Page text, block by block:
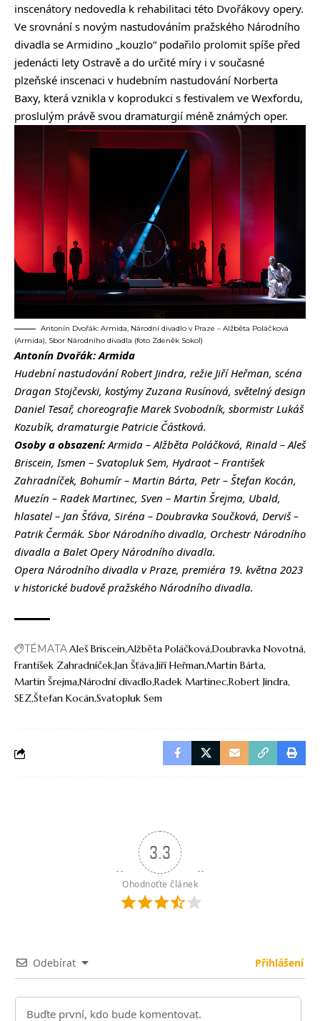
inscenátory nedovedla k rehabilitaci této Dvořákovy opery.
Ve srovnání s novým nastudováním pražského Národního
divadla se Armidino „kouzlo“ podařilo prolomit spíše před
jedenácti lety Ostravě a do určité míry i v současné
plzeňské inscenaci v hudebním nastudování Norberta
Baxy, která vznikla v koprodukci s festivalem ve Wexfordu,
proslulým právě svou dramaturgií méně známých oper.
Antonín Dvořák: Armida, Národní divadlo v Praze – Alžběta Poláčková
(Armida), Sbor Národního divadla (foto Zdeněk Sokol)
Antonín Dvořák: Armida
Hudební nastudování Robert Jindra, režie Jiří Heřman, scéna
Dragan Stojčevski, kostýmy Zuzana Rusínová, světelný design
Daniel Tesař, choreografie Marek Svobodník, sbormistr Lukáš
Kozubík, dramaturgie Patricie Částková.
Osoby a obsazení:Armida – Alžběta Poláčková, Rinald – Aleš
Briscein, Ismen – Svatopluk Sem, Hydraot – František
Zahradníček, Bohumír – Martin Bárta, Petr – Štefan Kocán,
Muezín – Radek Martinec, Sven – Martin Šrejma, Ubald,
hlasatel – Jan Šťáva, Siréna – Doubravka Součková, Derviš –
Patrik Čermák. Sbor Národního divadla, Orchestr Národního
divadla a Balet Opery Národního divadla.
Opera Národního divadla v Praze, premiéra 19. května 2023
v historické budově pražského Národního divadla.
TÉMATAAleš BrisceinAlžběta PoláčkováDoubravka Novotná
František ZahradníčekJan ŠťávaJiří HeřmanMartin Bárta
Martin ŠrejmaNárodní divadlo Radek MartinecRobert Jindra
SEZŠtefan KocánSvatopluk Sem
3.3
Ohodnoťte článek
Odebírat Přihlášení